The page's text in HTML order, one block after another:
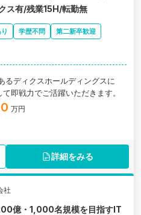
ス有/残業15H/転勤無
学歴不問
第二新卒歓迎
るディクスホールディングスに
即戦力でご活躍いただきます。
万円
詳細をみる
社
億・1,000名規模を目指すIT